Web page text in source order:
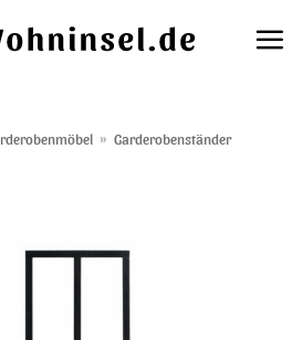
» Garderobenständer